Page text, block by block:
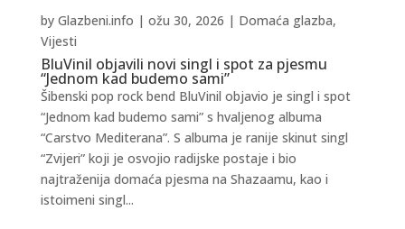
BluVinil objavili novi singl i spot za pjesmu
“Jednom kad budemo sami”
by Glazbeni.info | ožu 30, 2026 | Domaća glazba,
Vijesti
Šibenski pop rock bend BluVinil objavio je singl i spot
“Jednom kad budemo sami” s hvaljenog albuma
“Carstvo Mediterana”. S albuma je ranije skinut singl
“Zvijeri” koji je osvojio radijske postaje i bio
najtraženija domaća pjesma na Shazaamu, kao i
istoimeni singl...